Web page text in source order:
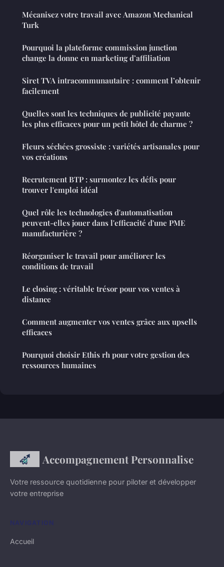
Mécanisez votre travail avec Amazon Mechanical
Turk
Pourquoi la plateforme commission junction
change la donne en marketing d’affiliation
Siret TVA intracommunautaire : comment l’obtenir
facilement
Quelles sont les techniques de publicité payante
les plus efficaces pour un petit hôtel de charme ?
Fleurs séchées grossiste : variétés artisanales pour
vos créations
Recrutement BTP : surmontez les défis pour
trouver l'emploi idéal
Quel rôle les technologies d'automatisation
peuvent-elles jouer dans l'efficacité d'une PME
manufacturière ?
Réorganiser le travail pour améliorer les
conditions de travail
Le closing : véritable trésor pour vos ventes à
distance
Comment augmenter vos ventes grâce aux upsells
efficaces
Pourquoi choisir Ethis rh pour votre gestion des
ressources humaines
Accompagnement Personnalise
Votre ressource quotidienne pour piloter et développer
votre entreprise
NAVIGATION
Accueil